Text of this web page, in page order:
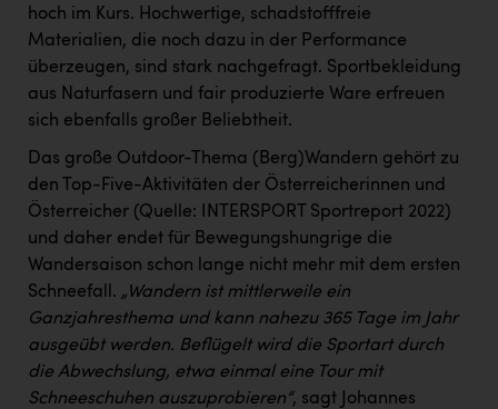
Maximarkt
Oldtimer Raststationen und Motorhotels
Österreichischer Kachelofenverband
Passage Linz
PÜSPÖK
REMAX
RE/MAX Welcome
Resch&Frisch
hoch im Kurs. Hochwertige, schadstofffreie
Materialien, die noch dazu in der Performance
überzeugen, sind stark nachgefragt. Sportbekleidung
aus Naturfasern und fair produzierte Ware erfreuen
sich ebenfalls großer Beliebtheit.
Das große Outdoor-Thema (Berg)Wandern gehört zu
den Top-Five-Aktivitäten der Österreicherinnen und
Österreicher (Quelle: INTERSPORT Sportreport 2022)
und daher endet für Bewegungshungrige die
Wandersaison schon lange nicht mehr mit dem ersten
Schneefall. „Wandern ist mittlerweile ein
Ganzjahresthema und kann nahezu 365 Tage im Jahr
ausgeübt werden. Beflügelt wird die Sportart durch
die Abwechslung, etwa einmal eine Tour mit
Schneeschuhen auszuprobieren“, sagt Johannes